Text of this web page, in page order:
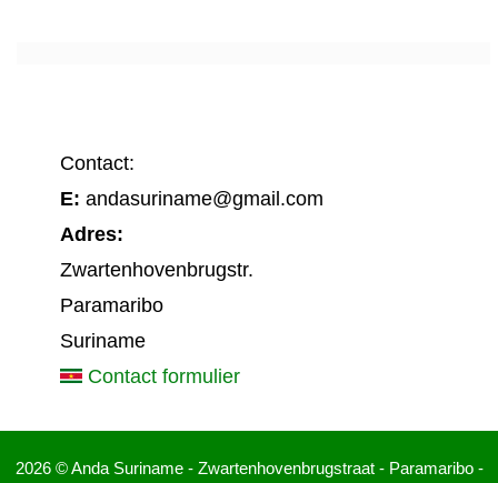
Contact:
E: andasuriname@gmail.com
Adres:
Zwartenhovenbrugstr.
Paramaribo
Suriname
Contact formulier
2026 © Anda Suriname - Zwartenhovenbrugstraat - Paramaribo -